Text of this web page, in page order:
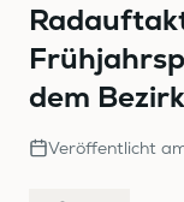
dem
Veröffentlicht